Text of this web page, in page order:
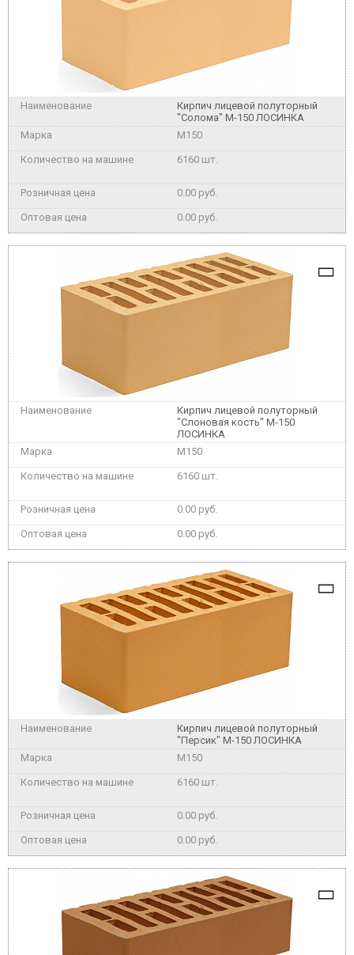
Кирпич лицевой полуторный
"Солома" М-150 ЛОСИНКА
M150
6160 шт.
0.00 руб.
0.00 руб.
Кирпич лицевой полуторный
"Слоновая кость" М-150
ЛОСИНКА
M150
6160 шт.
0.00 руб.
0.00 руб.
Кирпич лицевой полуторный
"Персик" М-150 ЛОСИНКА
M150
6160 шт.
0.00 руб.
0.00 руб.